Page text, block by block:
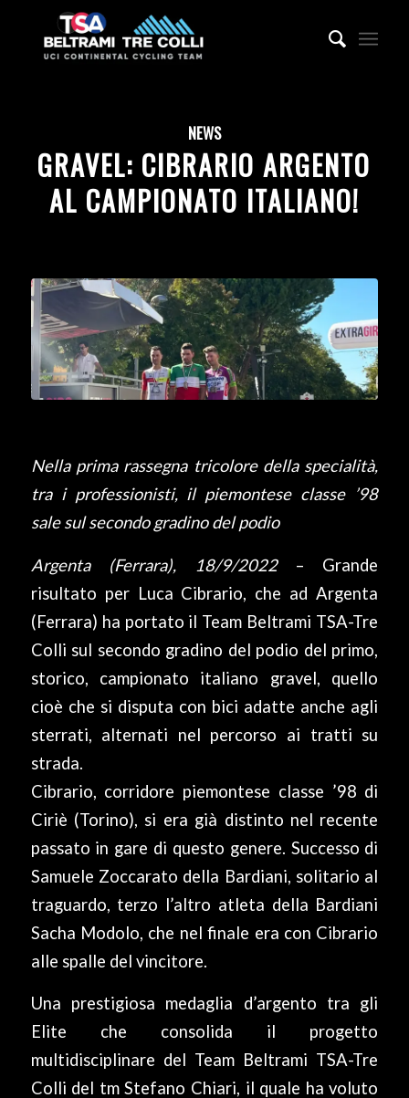
NEWS
GRAVEL: CIBRARIO ARGENTO
AL CAMPIONATO ITALIANO!
Nella prima rassegna tricolore della specialità,
tra i professionisti, il piemontese classe ’98
sale sul secondo gradino del podio
Argenta (Ferrara), 18/9/2022– Grande
risultato per Luca Cibrario, che ad Argenta
(Ferrara) ha portato il Team Beltrami TSA-Tre
Colli sul secondo gradino del podio del primo,
storico, campionato italiano gravel, quello
cioè che si disputa con bici adatte anche agli
sterrati, alternati nel percorso ai tratti su
strada.
Cibrario, corridore piemontese classe ’98 di
Ciriè (Torino), si era già distinto nel recente
passato in gare di questo genere. Successo di
Samuele Zoccarato della Bardiani, solitario al
traguardo, terzo l’altro atleta della Bardiani
Sacha Modolo, che nel finale era con Cibrario
alle spalle del vincitore.
Una prestigiosa medaglia d’argento tra gli
Elite che consolida il progetto
multidisciplinare del Team Beltrami TSA-Tre
Colli del tm Stefano Chiari, il quale ha voluto